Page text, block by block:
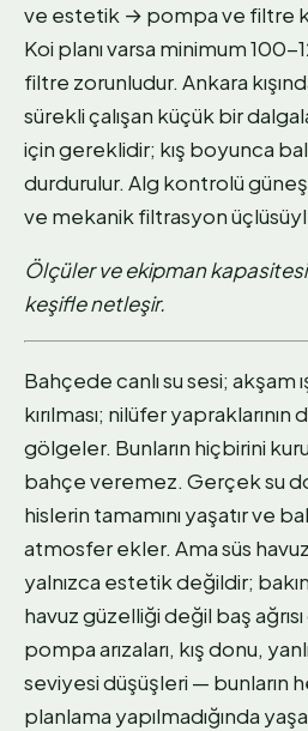
ve estetik → pompa ve filtre
Koi planı varsa minimum
filtre zorunludur. Ankara
sürekli çalışan küçük bir
için gereklidir; kış boyunca
durdurulur. Alg kontrolü
ve mekanik filtrasyon
Ölçüler ve ekipman
keşifle netleşir.
Bahçede canlı su sesi; akşam
kırılması; nilüfer
gölgeler. Bunların hiçbirini
bahçe veremez. Gerçek su
hislerin tamamını yaşatır ve
atmosfer ekler. Ama süs
yalnızca estetik değildir;
havuz güzelliği değil baş
pompa arızaları, kış donu,
seviyesi düşüşleri — bunların
planlama yapılmadığında